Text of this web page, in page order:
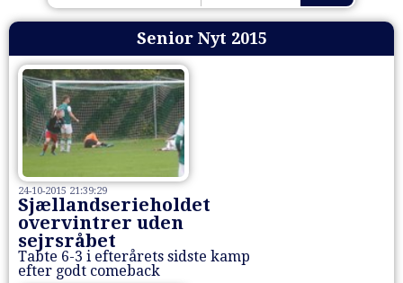
Senior Nyt 2015
24-10-2015 21:39:29
Sjællandserieholdet
overvintrer uden
sejrsråbet
Tabte 6-3 i efterårets sidste kamp
efter godt comeback